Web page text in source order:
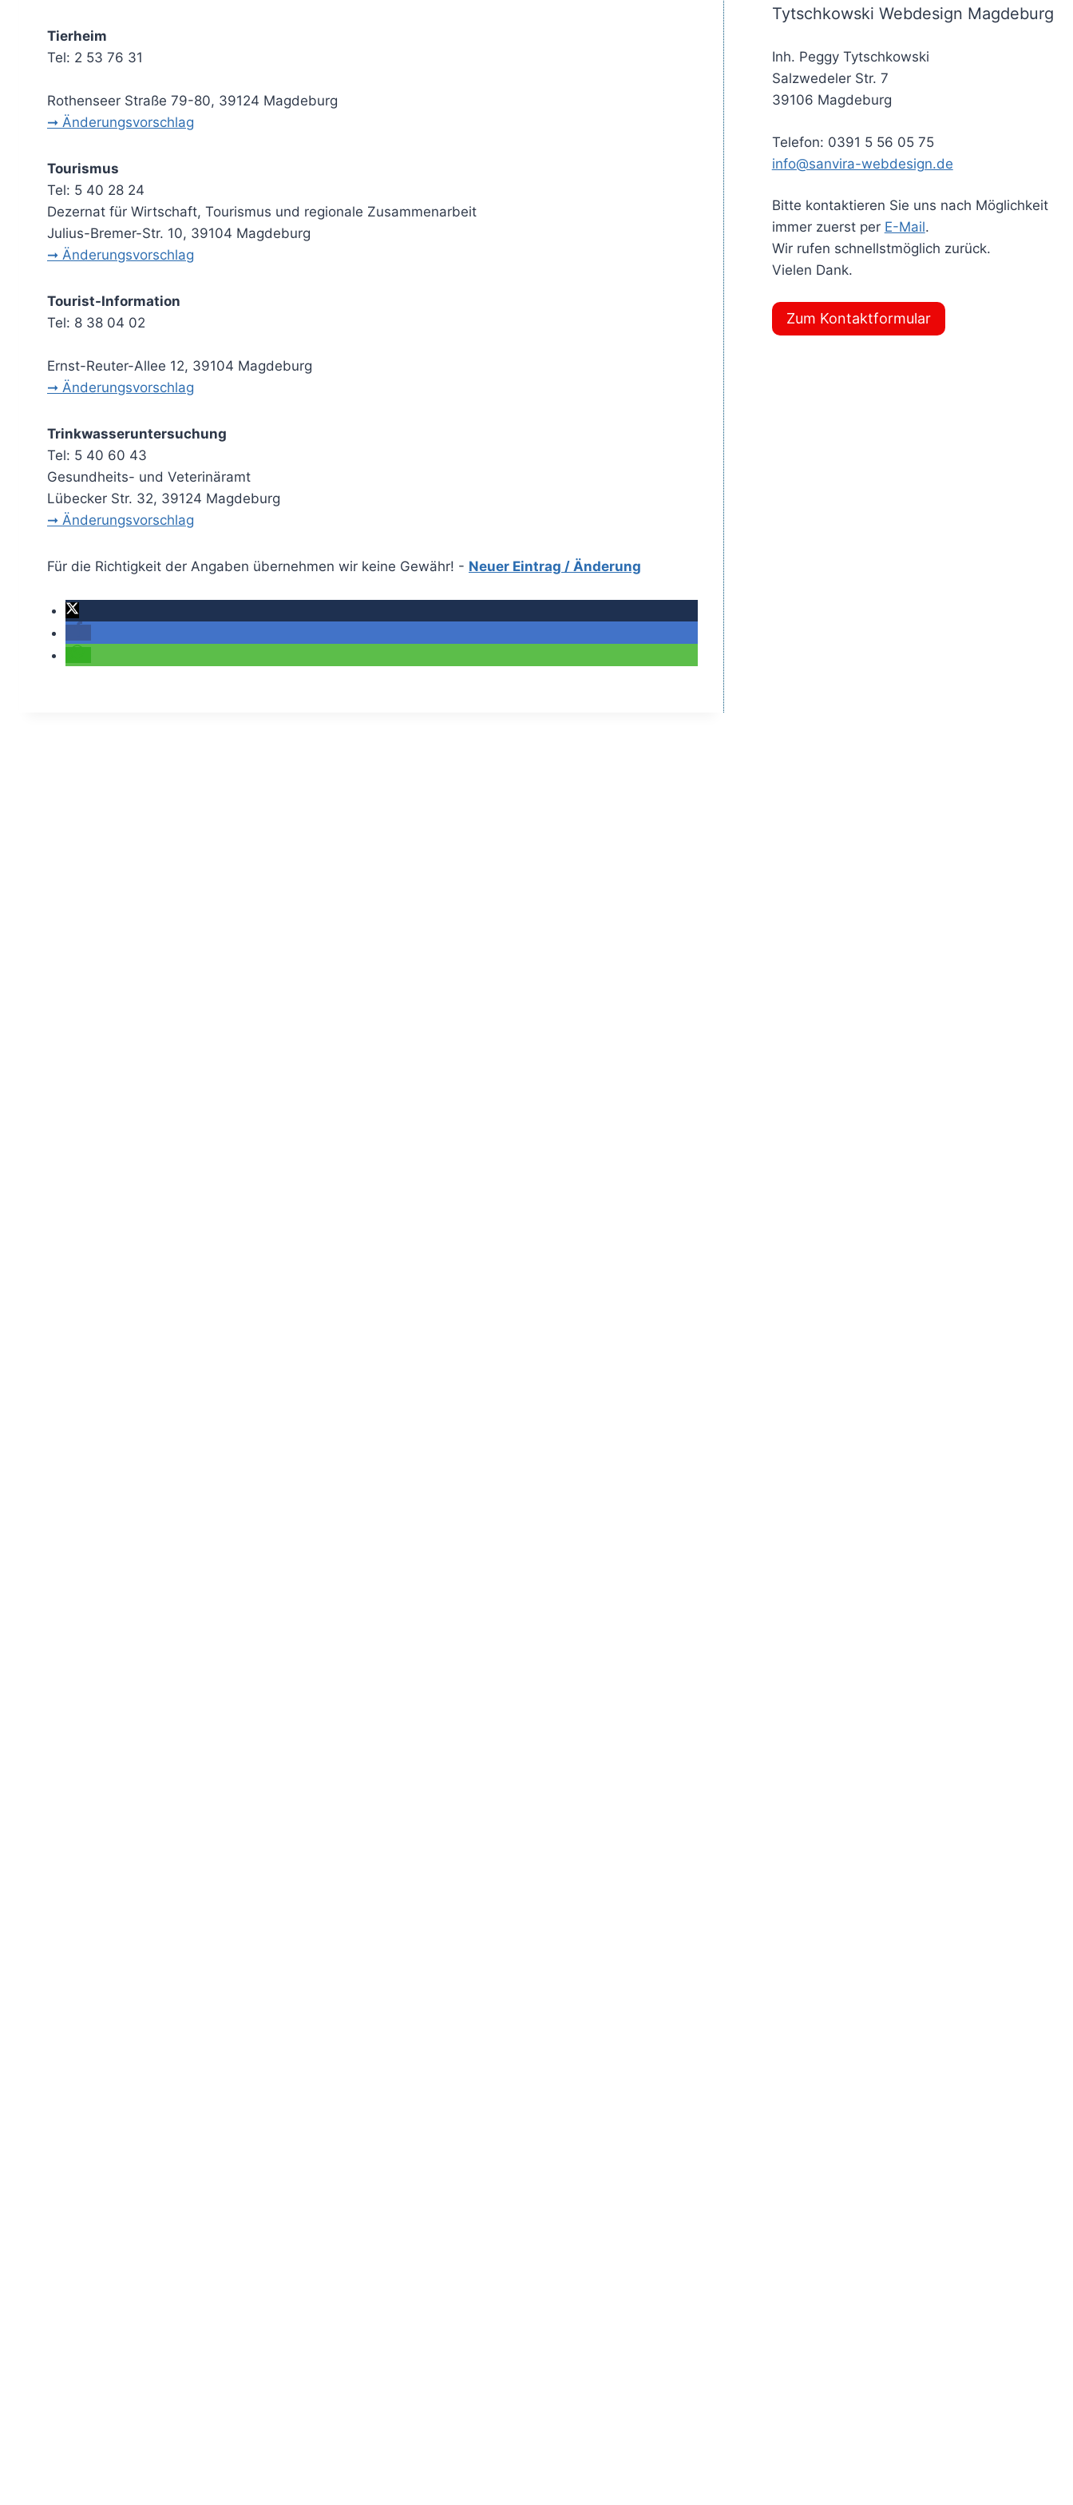
Tierheim
Tel: 2 53 76 31
Rothenseer Straße 79-80, 39124 Magdeburg
➞ Änderungsvorschlag
Tourismus
Tel: 5 40 28 24
Dezernat für Wirtschaft, Tourismus und regionale Zusammenarbeit
Julius-Bremer-Str. 10, 39104 Magdeburg
➞ Änderungsvorschlag
Tourist-Information
Tel: 8 38 04 02
Ernst-Reuter-Allee 12, 39104 Magdeburg
➞ Änderungsvorschlag
Trinkwasseruntersuchung
Tel: 5 40 60 43
Gesundheits- und Veterinäramt
Lübecker Str. 32, 39124 Magdeburg
➞ Änderungsvorschlag
Für die Richtigkeit der Angaben übernehmen wir keine Gewähr! - Neuer Eintrag / Änderung
Tytschkowski Webdesign Magdeburg
Inh. Peggy Tytschkowski
Salzwedeler Str. 7
39106 Magdeburg
Telefon: 0391 5 56 05 75
info@sanvira-webdesign.de
Bitte kontaktieren Sie uns nach Möglichkeit
immer zuerst per E-Mail.
Wir rufen schnellstmöglich zurück.
Vielen Dank.
Zum Kontaktformular